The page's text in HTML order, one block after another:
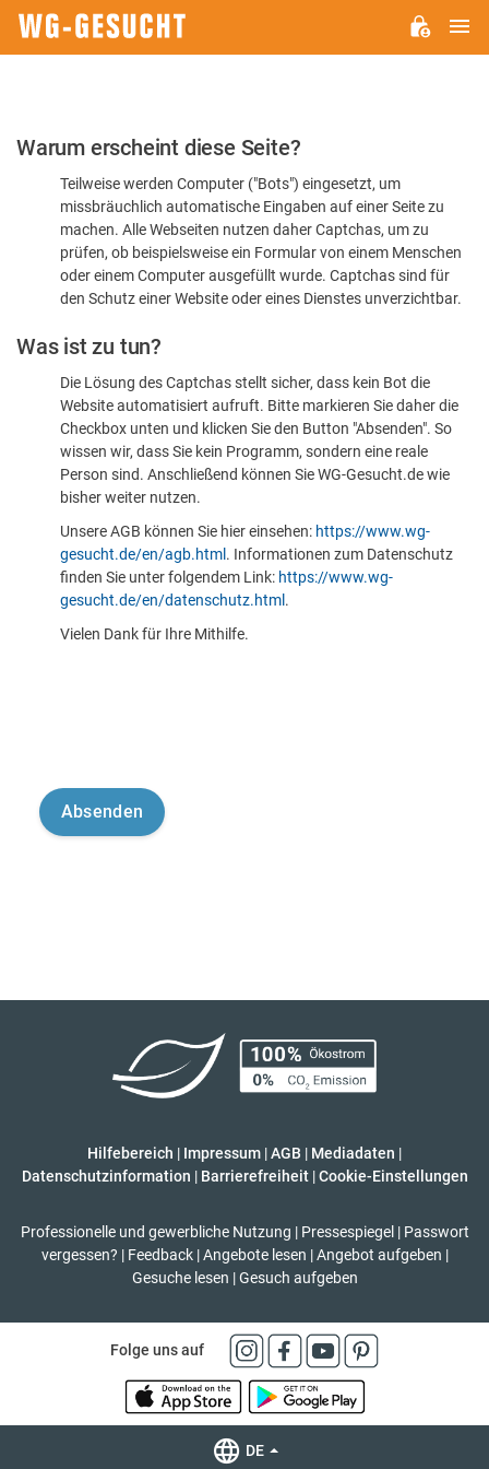
Bitte
dass
sind
Warum erscheint diese Seite?
Teilweise werden Computer ("Bots") eingesetzt, um
missbräuchlich automatische Eingaben auf einer Seite zu
machen. Alle Webseiten nutzen daher Captchas, um zu
prüfen, ob beispielsweise ein Formular von einem Menschen
oder einem Computer ausgefüllt wurde. Captchas sind für
den Schutz einer Website oder eines Dienstes unverzichtbar.
Was ist zu tun?
Die Lösung des Captchas stellt sicher, dass kein Bot die
Website automatisiert aufruft. Bitte markieren Sie daher die
Checkbox unten und klicken Sie den Button "Absenden". So
wissen wir, dass Sie kein Programm, sondern eine reale
Person sind. Anschließend können Sie WG-Gesucht.de wie
bisher weiter nutzen.
Unsere AGB können Sie hier einsehen: https://www.wg-
gesucht.de/en/agb.html . Informationen zum Datenschutz
finden Sie unter folgendem Link: https://www.wg-
gesucht.de/en/datenschutz.html .
Vielen Dank für Ihre Mithilfe.
Hilfebereich | Impressum |AGB | Mediadaten |
Datenschutzinformation | Barrierefreiheit | Cookie-Einstellungen
Professionelle und gewerbliche Nutzung | Pressespiegel | Passwort
vergessen? | Feedback | Angebote lesen | Angebot aufgeben |
Gesuche lesen | Gesuch aufgeben
Folge uns auf
DE